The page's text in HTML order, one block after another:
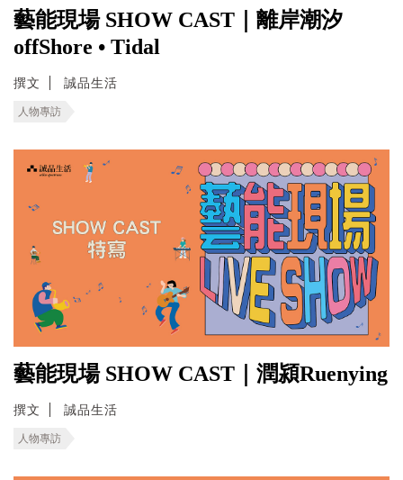
藝能現場 SHOW CAST｜離岸潮汐
offShore • Tidal
撰文 誠品生活
人物專訪
藝能現場 SHOW CAST｜潤潁Ruenying
撰文 誠品生活
人物專訪